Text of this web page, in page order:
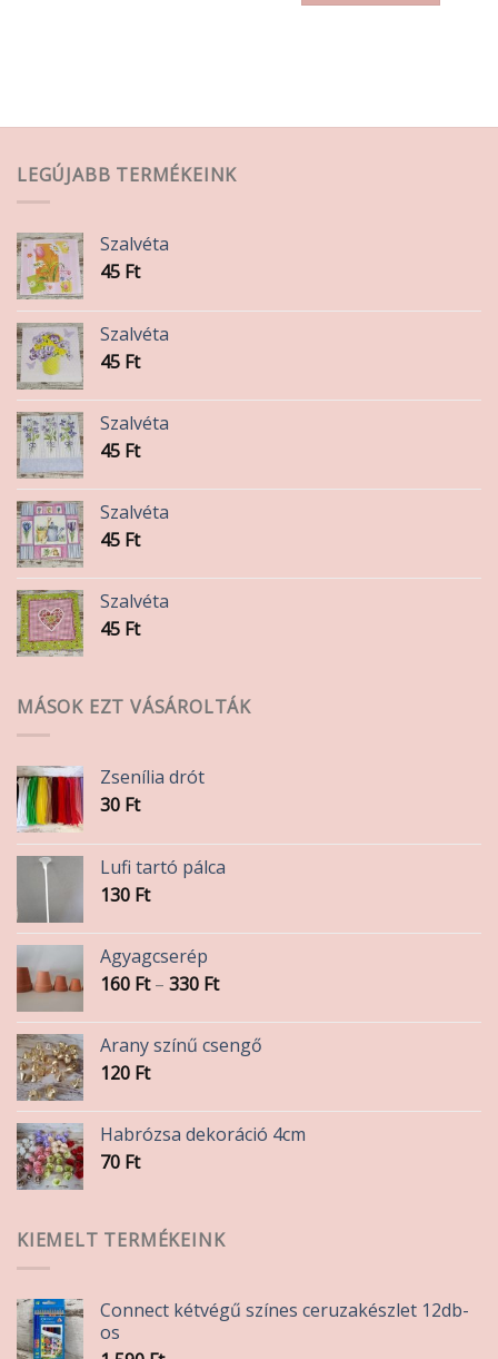
LEGÚJABB TERMÉKEINK
Szalvéta
45 Ft
Szalvéta
45 Ft
Szalvéta
45 Ft
Szalvéta
45 Ft
Szalvéta
45 Ft
MÁSOK EZT VÁSÁROLTÁK
Zsenília drót
30 Ft
Lufi tartó pálca
130 Ft
Agyagcserép
160 Ft – 330 FtÁrtartomány:
-
330 Ft
Arany színű csengő
120 Ft
Habrózsa dekoráció 4cm
70 Ft
KIEMELT TERMÉKEINK
Connect kétvégű színes ceruzakészlet 12db-
os